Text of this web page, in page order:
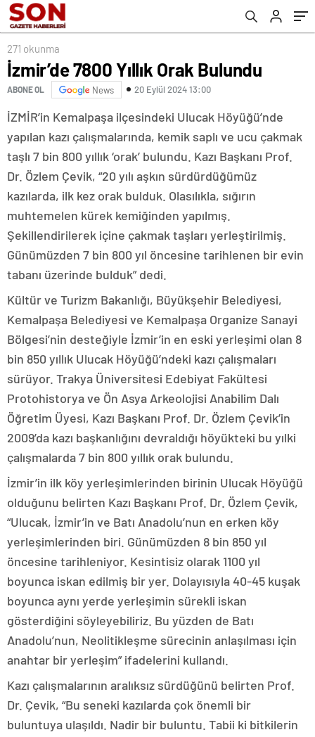
271 okunma
İzmir’de 7800 Yıllık Orak Bulundu
ABONE OL News 20 Eylül 2024 13:00
İZMİR’in Kemalpaşa ilçesindeki Ulucak Höyüğü’nde
yapılan kazı çalışmalarında, kemik saplı ve ucu çakmak
taşlı 7 bin 800 yıllık ‘orak’ bulundu. Kazı Başkanı Prof.
Dr. Özlem Çevik, “20 yılı aşkın sürdürdüğümüz
kazılarda, ilk kez orak bulduk. Olasılıkla, sığırın
muhtemelen kürek kemiğinden yapılmış.
Şekillendirilerek içine çakmak taşları yerleştirilmiş.
Günümüzden 7 bin 800 yıl öncesine tarihlenen bir evin
tabanı üzerinde bulduk” dedi.
Kültür ve Turizm Bakanlığı, Büyükşehir Belediyesi,
Kemalpaşa Belediyesi ve Kemalpaşa Organize Sanayi
Bölgesi’nin desteğiyle İzmir’in en eski yerleşimi olan 8
bin 850 yıllık Ulucak Höyüğü’ndeki kazı çalışmaları
sürüyor. Trakya Üniversitesi Edebiyat Fakültesi
Protohistorya ve Ön Asya Arkeolojisi Anabilim Dalı
Öğretim Üyesi, Kazı Başkanı Prof. Dr. Özlem Çevik’in
2009’da kazı başkanlığını devraldığı höyükteki bu yılki
çalışmalarda 7 bin 800 yıllık orak bulundu.
İzmir’in ilk köy yerleşimlerinden birinin Ulucak Höyüğü
olduğunu belirten Kazı Başkanı Prof. Dr. Özlem Çevik,
“Ulucak, İzmir’in ve Batı Anadolu’nun en erken köy
yerleşimlerinden biri. Günümüzden 8 bin 850 yıl
öncesine tarihleniyor. Kesintisiz olarak 1100 yıl
boyunca iskan edilmiş bir yer. Dolayısıyla 40-45 kuşak
boyunca aynı yerde yerleşimin sürekli iskan
gösterdiğini söyleyebiliriz. Bu yüzden de Batı
Anadolu’nun, Neolitikleşme sürecinin anlaşılması için
anahtar bir yerleşim” ifadelerini kullandı.
Kazı çalışmalarının aralıksız sürdüğünü belirten Prof.
Dr. Çevik, “Bu seneki kazılarda çok önemli bir
buluntuya ulaşıldı. Nadir bir buluntu. Tabii ki bitkilerin